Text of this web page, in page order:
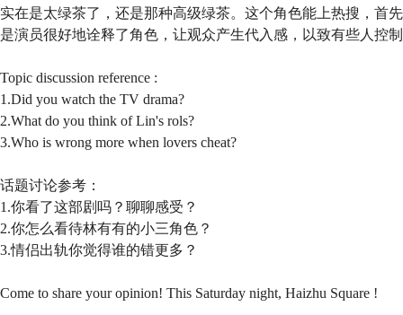
实在是太绿茶了，还是那种高级绿茶。这个角色能上热搜，首
是演员很好地诠释了角色，让观众产生代入感，以致有些人控
Topic discussion reference :
1.Did you watch the TV drama?
2.What do you think of Lin's rols?
3.Who is wrong more when lovers cheat?
话题讨论参考：
1.你看了这部剧吗？聊聊感受？
2.你怎么看待林有有的小三角色？
3.情侣出轨你觉得谁的错更多？
Come to share your opinion! This Saturday night, Haizhu Square !